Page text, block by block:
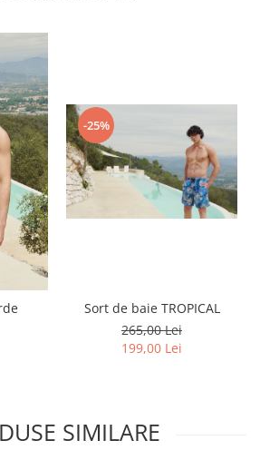
-25%
Sort de baie TROPICAL
265,00 Lei
199,00 Lei
SIMILARE